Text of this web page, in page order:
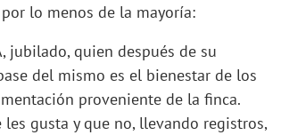
lo menos de la mayoría:
jubilado, quien después de su
del mismo es el bienestar de los
proveniente de la finca.
gusta y que no, llevando registros,